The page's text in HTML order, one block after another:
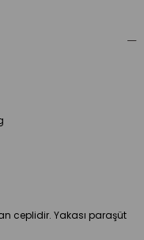
ceplidir. Yakası paraşüt